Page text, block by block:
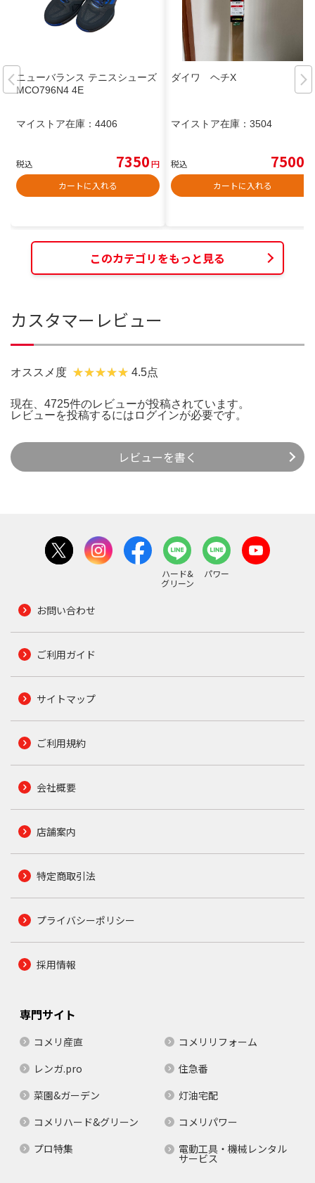
ニューバランス テニスシューズ
MCO796N4 4E
マイストア在庫： 4406
税込 7350円
カートに入れる
ダイワ ヘチX
マイストア在庫： 3504
税込 7500
カートに入れる
このカテゴリをもっと見る
カスタマーレビュー
オススメ度 4.5点
現在、4725件のレビューが投稿されています。
レビューを投稿するには ログインが必要です。
レビューを書く
ハード&
グリーン
パワー
お問い合わせ
ご利用ガイド
サイトマップ
ご利用規約
会社概要
店舗案内
特定商取引法
プライバシーポリシー
採用情報
専門サイト
コメリ産直
コメリリフォーム
レンガ.pro
住急番
菜園&ガーデン
灯油宅配
コメリハード&グリーン
コメリパワー
プロ特集
電動工具・機械レンタル
サービス